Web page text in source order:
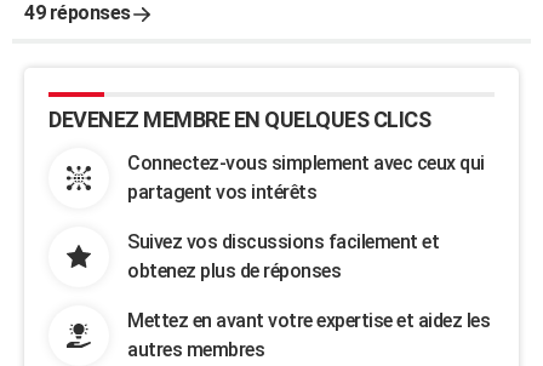
49 réponses
DEVENEZ MEMBRE EN QUELQUES CLICS
Connectez-vous simplement avec ceux qui
partagent vos intérêts
Suivez vos discussions facilement et
obtenez plus de réponses
Mettez en avant votre expertise et aidez les
autres membres